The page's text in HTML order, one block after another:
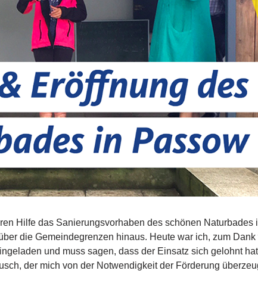
Hilfe das Sanierungsvorhaben des schönen Naturbades
die Gemeindegrenzen hinaus. Heute war ich, zum Dank
und muss sagen, dass der Einsatz sich gelohnt
der mich von der Notwendigkeit der Förderung